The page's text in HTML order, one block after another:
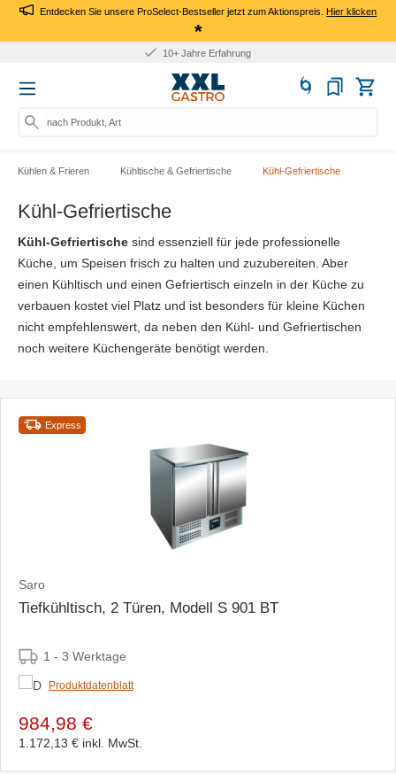
Entdecken Sie unsere ProSelect-Bestseller jetzt zum Aktionspreis.Hier klicken
*
10+ Jahre Erfahrung
nach Produkt, Art.-Nr., Ma
Kühlen & Frieren Kühltische & Gefriertische Kühl-Gefriertische
Kühl-Gefriertische
Kühl-Gefriertische sind essenziell für jede professionelle
Küche, um Speisen frisch zu halten und zuzubereiten. Aber
einen Kühltisch und einen Gefriertisch einzeln in der Küche zu
verbauen kostet viel Platz und ist besonders für kleine Küchen
nicht empfehlenswert, da neben den Kühl- und Gefriertischen
noch weitere Küchengeräte benötigt werden.
Express
Saro
Tiefkühltisch, 2 Türen, Modell S 901 BT
1 - 3 Werktage
Produktdatenblatt
984,98 €
1.172,13 € inkl. MwSt.